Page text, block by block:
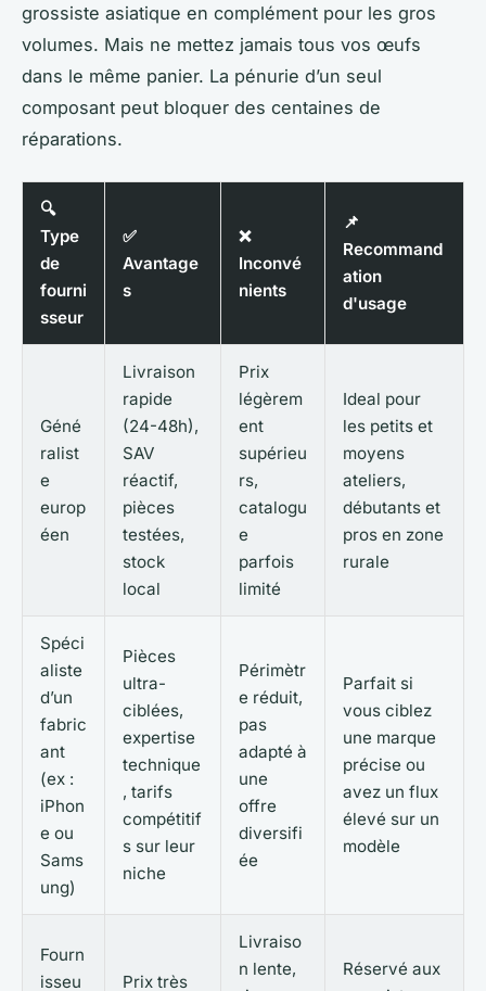
grossiste asiatique en complément pour les gros
volumes. Mais ne mettez jamais tous vos œufs
dans le même panier. La pénurie d’un seul
composant peut bloquer des centaines de
réparations.
🔍
Type
de
fourni
sseur
✅
Avantage
s
❌
Inconvé
nients
📌
Recommand
ation
d'usage
Géné
ralist
e
europ
éen
Livraison
rapide
(24-48h),
SAV
réactif,
pièces
testées,
stock
local
Prix
légèrem
ent
supérieu
rs,
catalogu
e
parfois
limité
Ideal pour
les petits et
moyens
ateliers,
débutants et
pros en zone
rurale
Spéci
aliste
d’un
fabric
ant
(ex :
iPhon
e ou
Sams
ung)
Pièces
ultra-
ciblées,
expertise
technique
, tarifs
compétitif
s sur leur
niche
Périmètr
e réduit,
pas
adapté à
une
offre
diversifi
ée
Parfait si
vous ciblez
une marque
précise ou
avez un flux
élevé sur un
modèle
Fourn
isseu
Prix très
Livraiso
n lente,
Réservé aux